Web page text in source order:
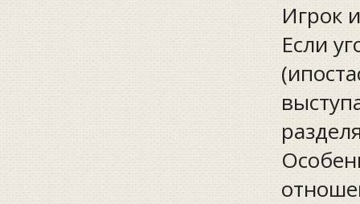
Игрок
Если